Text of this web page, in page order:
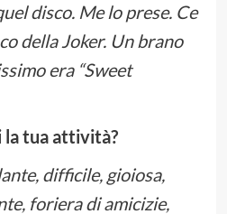
disco. Me lo prese. Ce
della Joker. Un brano
era “Sweet
la tua attività?
difficile, gioiosa,
foriera di amicizie,